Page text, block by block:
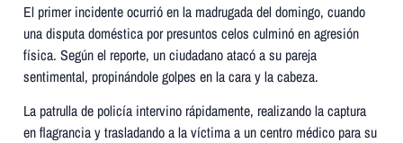
El primer incidente ocurrió en la madrugada del domingo, cuando
una disputa doméstica por presuntos celos culminó en agresión
física. Según el reporte, un ciudadano atacó a su pareja
sentimental, propinándole golpes en la cara y la cabeza.
La patrulla de policía intervino rápidamente, realizando la captura
en flagrancia y trasladando a la víctima a un centro médico para su